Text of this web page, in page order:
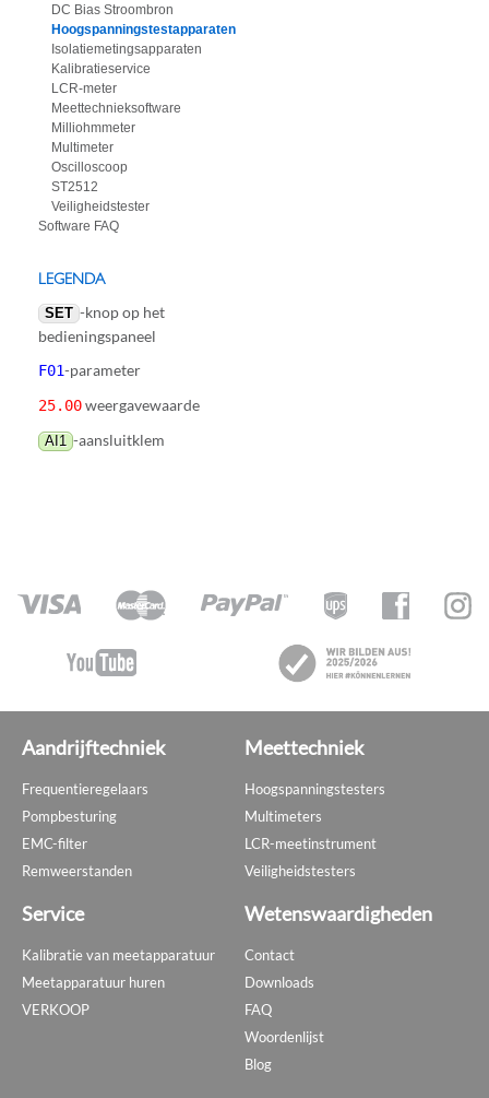
DC Bias Stroombron
Hoogspanningstestapparaten
Isolatiemetingsapparaten
Kalibratieservice
LCR-meter
Meettechnieksoftware
Milliohmmeter
Multimeter
Oscilloscoop
ST2512
Veiligheidstester
Software FAQ
LEGENDA
SET -knop op het
bedieningspaneel
F01-parameter
25.00weergavewaarde
AI1 -aansluitklem
Aandrijftechniek
Frequentieregelaars
Pompbesturing
EMC-filter
Remweerstanden
Meettechniek
Hoogspanningstesters
Multimeters
LCR-meetinstrument
Veiligheidstesters
Service
Kalibratie van meetapparatuur
Meetapparatuur huren
VERKOOP
Wetenswaardigheden
Contact
Downloads
FAQ
Woordenlijst
Blog